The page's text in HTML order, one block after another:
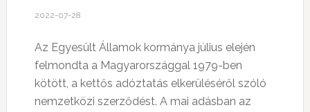
2022-07-28
Az Egyesült Államok kormánya július elején
felmondta a Magyarországgal 1979-ben
kötött, a kettős adóztatás elkerüléséről szóló
nemzetközi szerződést. A mai adásban az